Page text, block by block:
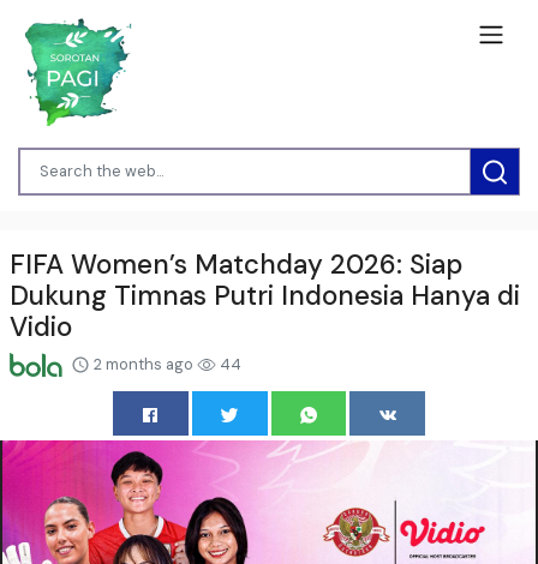
FIFA Women’s Matchday 2026: Siap
Dukung Timnas Putri Indonesia Hanya di
Vidio
2 months ago 44